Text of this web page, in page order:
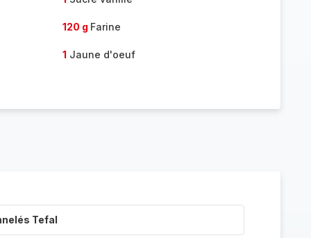
120 g Farine
1 Jaune d'oeuf
Tefal